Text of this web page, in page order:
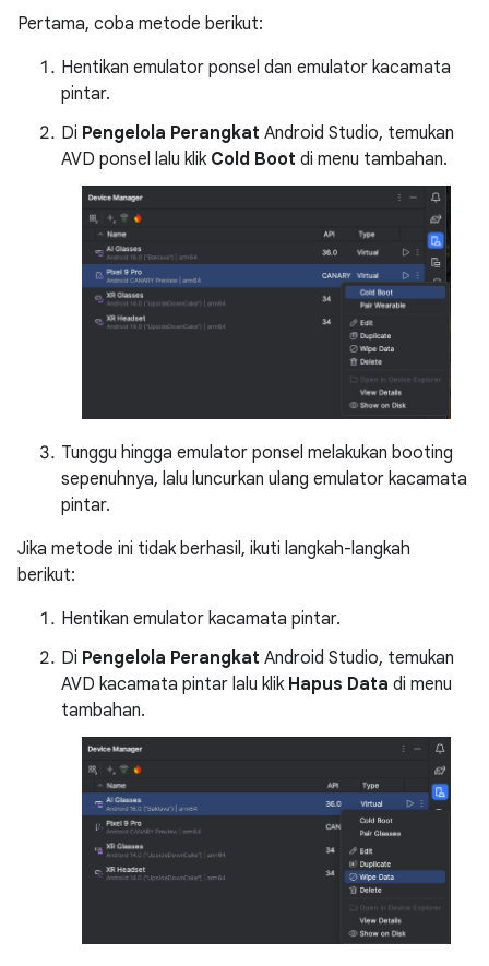
Pertama, coba metode berikut:
Hentikan emulator ponsel dan emulator kacamata
pintar.
Di Pengelola Perangkat Android Studio, temukan
AVD ponsel lalu klik Cold Boot di menu tambahan.
Tunggu hingga emulator ponsel melakukan booting
sepenuhnya, lalu luncurkan ulang emulator kacamata
pintar.
Jika metode ini tidak berhasil, ikuti langkah-langkah
berikut:
Hentikan emulator kacamata pintar.
Di Pengelola Perangkat Android Studio, temukan
AVD kacamata pintar lalu klik Hapus Data di menu
tambahan.